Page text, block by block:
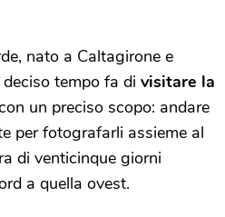
nato a Caltagirone e
tempo fa di visitare la
un preciso scopo: andare
per fotografarli assieme al
di venticinque giorni
a quella ovest.